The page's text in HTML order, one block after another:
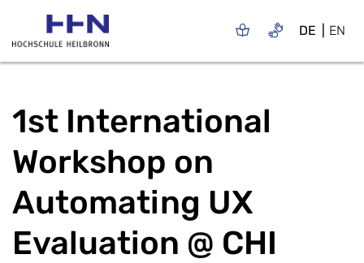
DE EN
1st International
Workshop on
Automating UX
Evaluation @ CHI